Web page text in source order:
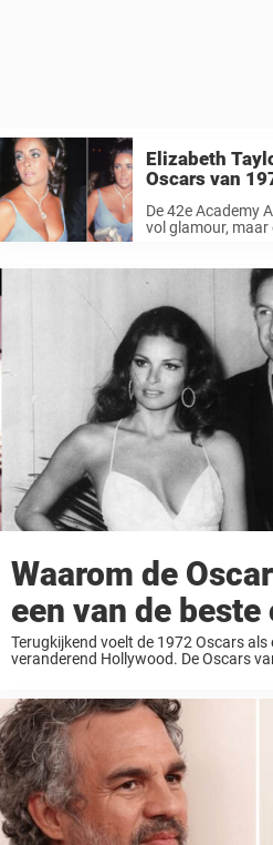
Elizabeth
Oscars van
De 42e Academy
vol glamour,
haar schoonheid
Waarom de
een van de
Terugkijkend voelt de 1972 Oscars als
veranderend Hollywood. De Oscars